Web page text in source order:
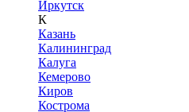
Иркутск
К
Казань
Калининград
Калуга
Кемерово
Киров
Кострома